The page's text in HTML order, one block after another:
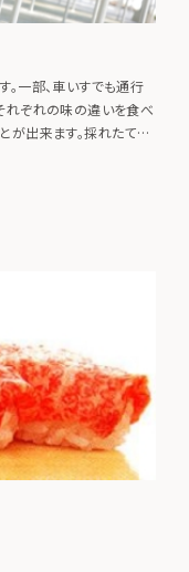
。一部、車いすでも通行
れぞれの味の違いを食べ
が出来ます。採れたてい